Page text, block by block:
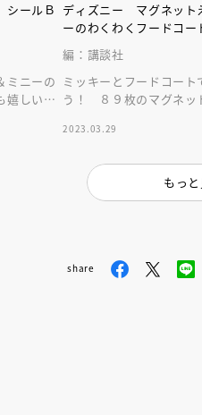
ールＢ
ミニーの
嬉しいシ
ディズニー マグネッ
ーのわくわくフードコー
編：講談社
ミッキーとフードコート
う！ ８９枚のマグネッ
取らない絵本サイズ
2023.03.29
もっと
share